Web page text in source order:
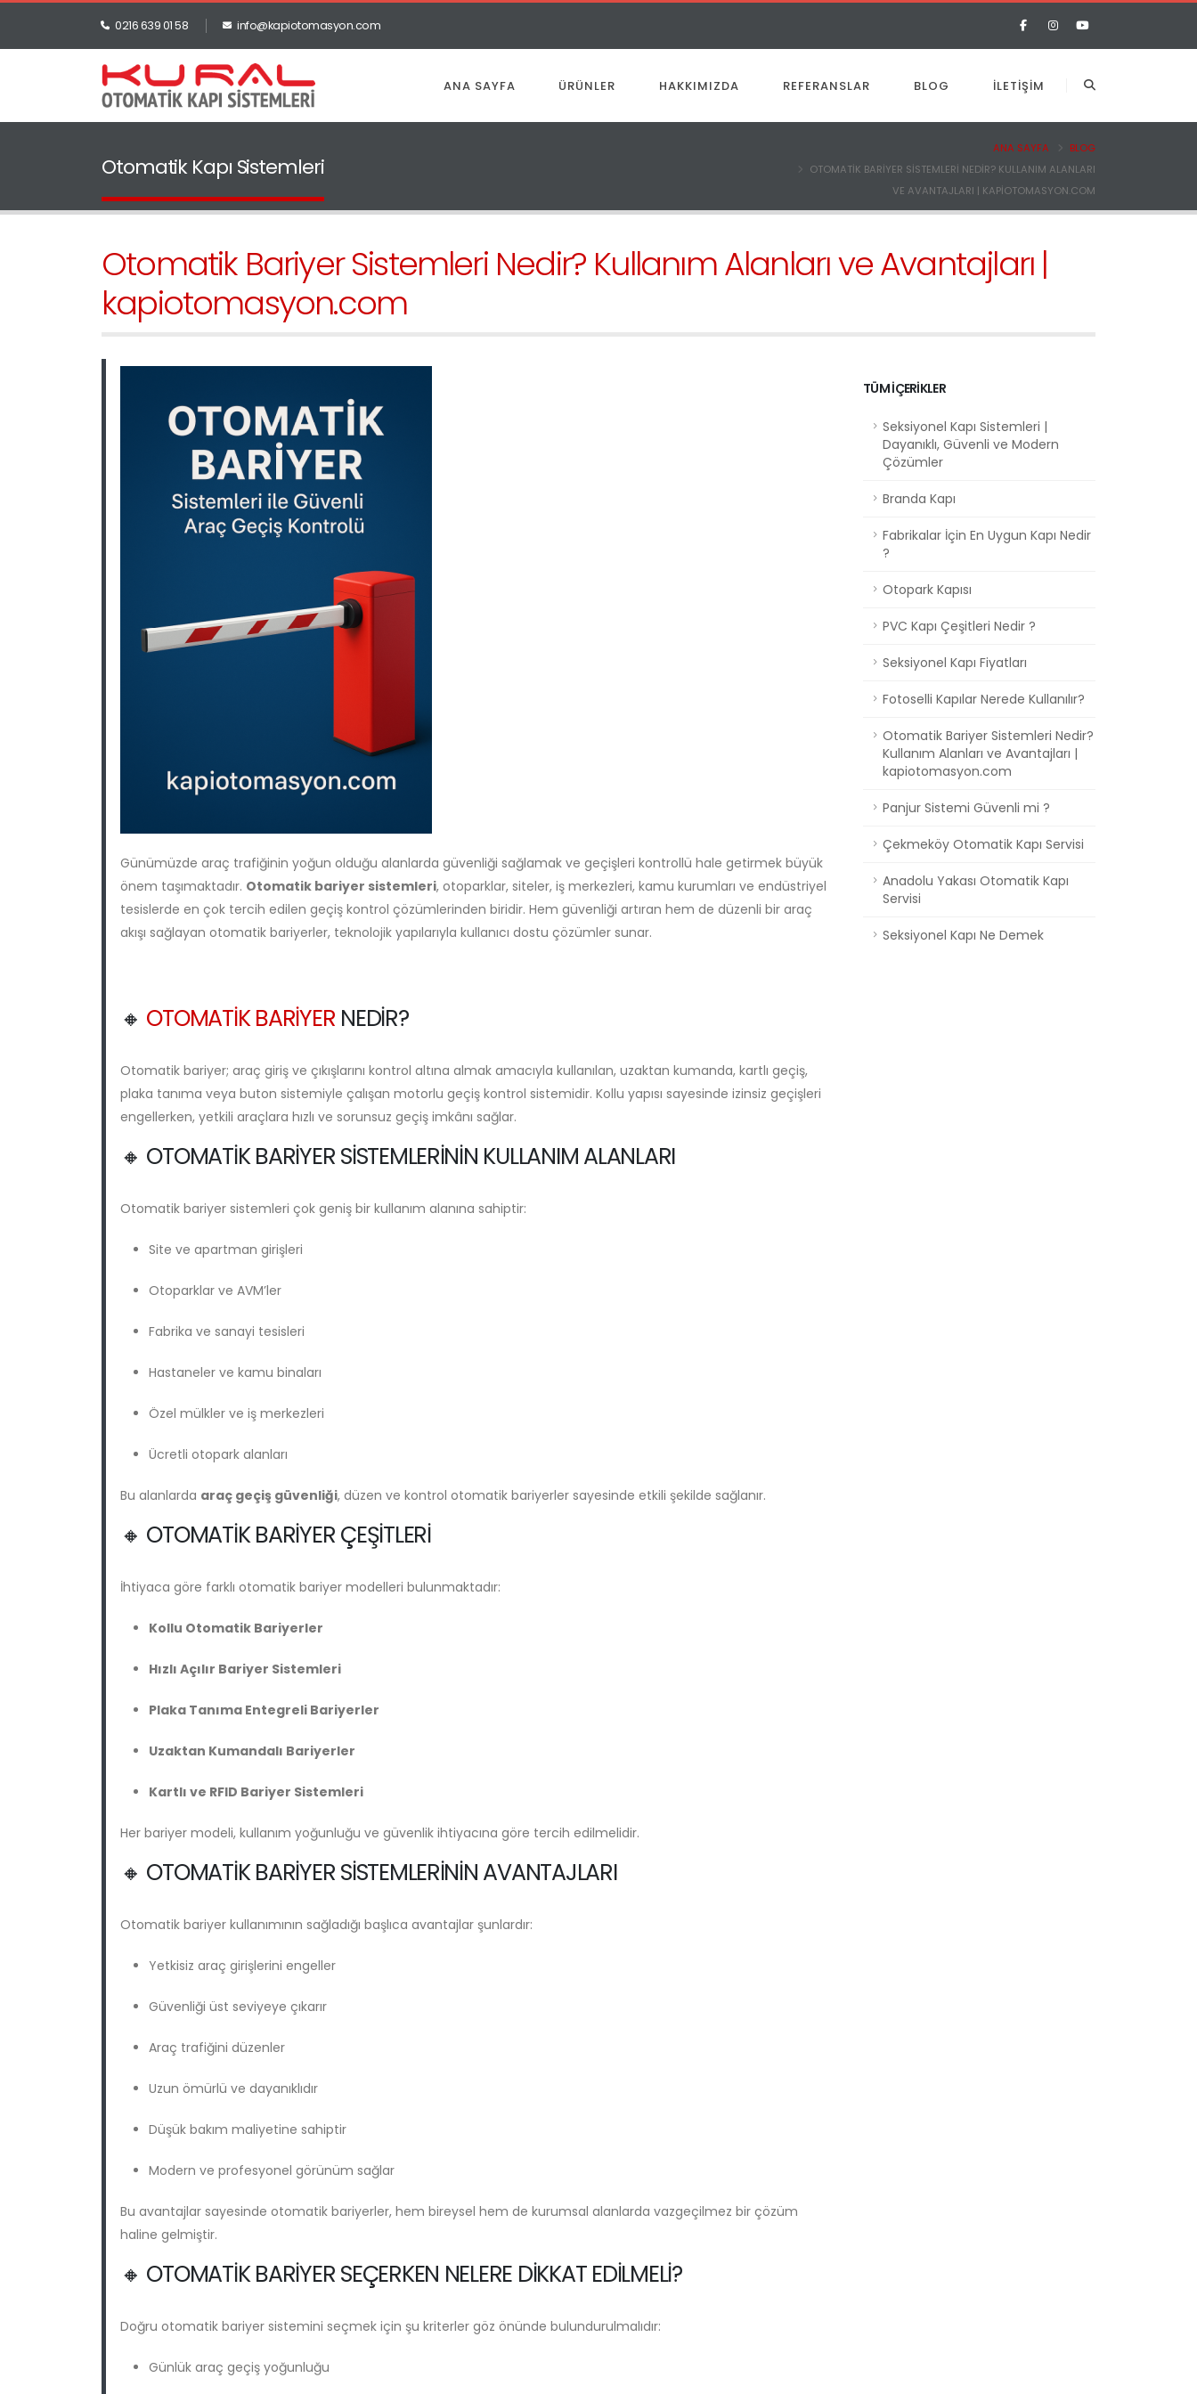
0216 639 01 58 info@kapiotomasyon.com
ANA SAYFA ÜRÜNLER HAKKIMIZDA REFERANSLAR BLOG İLETIŞIM
Otomatik Kapı Sistemleri
ANA SAYFA
BLOG
OTOMATIK BARIYER SISTEMLERI NEDIR? KULLANIM ALANLARI
VE AVANTAJLARI | KAPIOTOMASYON.COM
Otomatik Bariyer Sistemleri Nedir? Kullanım Alanları ve Avantajları |
kapiotomasyon.com
Günümüzde araç trafiğinin yoğun olduğu alanlarda güvenliği sağlamak ve geçişleri kontrollü hale getirmek büyük
önem taşımaktadır. Otomatik bariyer sistemleri, otoparklar, siteler, iş merkezleri, kamu kurumları ve endüstriyel
tesislerde en çok tercih edilen geçiş kontrol çözümlerinden biridir. Hem güvenliği artıran hem de düzenli bir araç
akışı sağlayan otomatik bariyerler, teknolojik yapılarıyla kullanıcı dostu çözümler sunar.
🔸 OTOMATIK BARIYER NEDIR?
Otomatik bariyer; araç giriş ve çıkışlarını kontrol altına almak amacıyla kullanılan, uzaktan kumanda, kartlı geçiş,
plaka tanıma veya buton sistemiyle çalışan motorlu geçiş kontrol sistemidir. Kollu yapısı sayesinde izinsiz geçişleri
engellerken, yetkili araçlara hızlı ve sorunsuz geçiş imkânı sağlar.
🔸 OTOMATIK BARIYER SISTEMLERININ KULLANIM ALANLARI
Otomatik bariyer sistemleri çok geniş bir kullanım alanına sahiptir:
Site ve apartman girişleri
Otoparklar ve AVM’ler
Fabrika ve sanayi tesisleri
Hastaneler ve kamu binaları
Özel mülkler ve iş merkezleri
Ücretli otopark alanları
Bu alanlarda araç geçiş güvenliği, düzen ve kontrol otomatik bariyerler sayesinde etkili şekilde sağlanır.
🔸 OTOMATIK BARIYER ÇEŞITLERI
İhtiyaca göre farklı otomatik bariyer modelleri bulunmaktadır:
Kollu Otomatik Bariyerler
Hızlı Açılır Bariyer Sistemleri
Plaka Tanıma Entegreli Bariyerler
Uzaktan Kumandalı Bariyerler
Kartlı ve RFID Bariyer Sistemleri
Her bariyer modeli, kullanım yoğunluğu ve güvenlik ihtiyacına göre tercih edilmelidir.
🔸 OTOMATIK BARIYER SISTEMLERININ AVANTAJLARI
Otomatik bariyer kullanımının sağladığı başlıca avantajlar şunlardır:
Yetkisiz araç girişlerini engeller
Güvenliği üst seviyeye çıkarır
Araç trafiğini düzenler
Uzun ömürlü ve dayanıklıdır
Düşük bakım maliyetine sahiptir
Modern ve profesyonel görünüm sağlar
Bu avantajlar sayesinde otomatik bariyerler, hem bireysel hem de kurumsal alanlarda vazgeçilmez bir çözüm
haline gelmiştir.
🔸 OTOMATIK BARIYER SEÇERKEN NELERE DIKKAT EDILMELI?
Doğru otomatik bariyer sistemini seçmek için şu kriterler göz önünde bulundurulmalıdır:
Günlük araç geçiş yoğunluğu
TÜM İÇERIKLER
Seksiyonel Kapı Sistemleri |
Dayanıklı, Güvenli ve Modern
Çözümler
Branda Kapı
Fabrikalar İçin En Uygun Kapı Nedir
?
Otopark Kapısı
PVC Kapı Çeşitleri Nedir ?
Seksiyonel Kapı Fiyatları
Fotoselli Kapılar Nerede Kullanılır?
Otomatik Bariyer Sistemleri Nedir?
Kullanım Alanları ve Avantajları |
kapiotomasyon.com
Panjur Sistemi Güvenli mi ?
Çekmeköy Otomatik Kapı Servisi
Anadolu Yakası Otomatik Kapı
Servisi
Seksiyonel Kapı Ne Demek